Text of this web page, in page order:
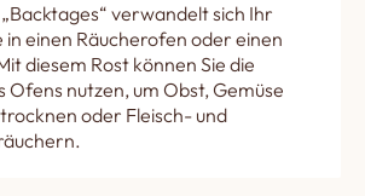
verwandelt sich Ihr
einen Räucherofen oder einen
diesem Rost können Sie die
Ofens nutzen, um Obst, Gemüse
oder Fleisch- und